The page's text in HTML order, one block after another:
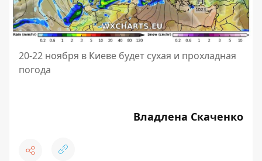
20-22 ноября в Киеве будет сухая и прохладная
погода
Владлена Скаченко